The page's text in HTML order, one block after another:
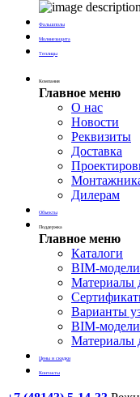
Фальшполы
Молниезащита
Теплицы
Компания
Главное меню
О нас
Новости
Реквизиты
Доставка
Дилерам
Объекты
Поддержка
Главное меню
Каталоги
BIM-модели
Материалы
Варианты
BIM-модели
Материалы
Цены и скидки
Контакты